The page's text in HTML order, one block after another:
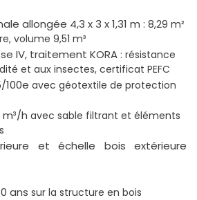
allongée 4,3 x 3 x 1,31 m : 8,29 m²
volume 9,51 m³
IV, traitement KORA : résistance
et aux insectes, certificat PEFC
100e avec géotextile de protection
h avec sable filtrant et éléments
et échelle bois extérieure
ans sur la structure en bois